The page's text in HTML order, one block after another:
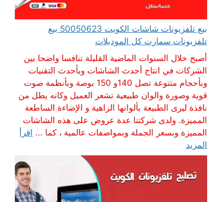
بيع تلفزيونات شاشات الكويت 50050623 بيع
تلفزيونات سمارت كل الموديلات
أصبح خلال السنوات الماضية القليلة تنافسا واضحا بين
الشركات في انتاج أحدث الشاشات وبأحدث التقنيات
وبأحجام متنوعة تصل 140و 150 بوصة وبأنظمة صوت
قوية وصورة والوان طبيعية تشعر العميل وكانه يطل من
نافذة ليرى الطبيعة بألوانها الزاهية و الإضاءة الساطعة
المميزة. ولدى شركتنا عدة عروض على هذه الشاشات
المميزة وبسعر الجملة وبمواصفات عالمية ، كما ... اقرأ
المزيد